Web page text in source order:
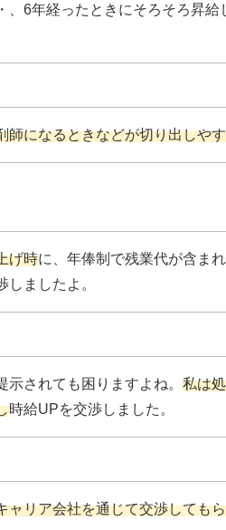
、6年経ったときにそろそろ昇給
師になるときなどが切り出しや
げ時に、年俸制で残業代が含ま
しましたよ。
されても困りますよね。 私は
時給UPを交渉しました。
ャリア会社を通じて交渉しても